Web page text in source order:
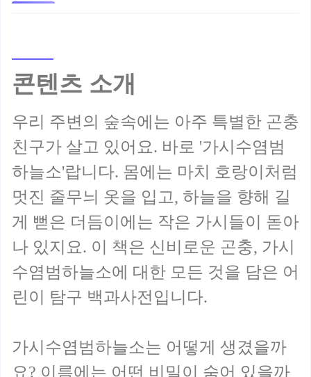
콘텐츠 소개
우리 주변의 숲속에는 아주 특별한 곤충
친구가 살고 있어요. 바로 '가시수염범
하늘소'랍니다. 몸에는 마치 호랑이처럼
멋진 줄무늬 옷을 입고, 하늘을 향해 길
게 뻗은 더듬이에는 작은 가시들이 돋아
나 있지요. 이 책은 신비로운 곤충, 가시
수염범하늘소에 대한 모든 것을 담은 어
린이 탐구 백과사전입니다.
가시수염범하늘소는 어떻게 생겼을까
요? 이름에는 어떤 비밀이 숨어 있을까